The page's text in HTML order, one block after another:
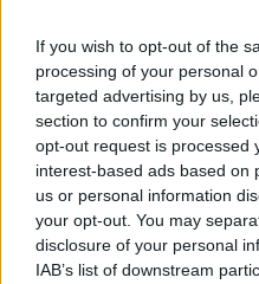
If you wish to opt-out of the
processing of your personal
targeted advertising by us,
section to confirm your
opt-out request is processed
interest-based ads based on
us or personal information
your opt-out. You may
disclosure of your personal
IAB’s list of downstream
Η Σοφία
στην Μαρία
διαχείριση